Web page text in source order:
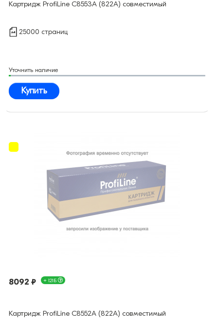
Картридж ProfiLine C8553A (822A) совместимый
25000 страниц
Уточнить наличие
Купить
8092 ₽ + 121Б
Картридж ProfiLine C8552A (822A) совместимый